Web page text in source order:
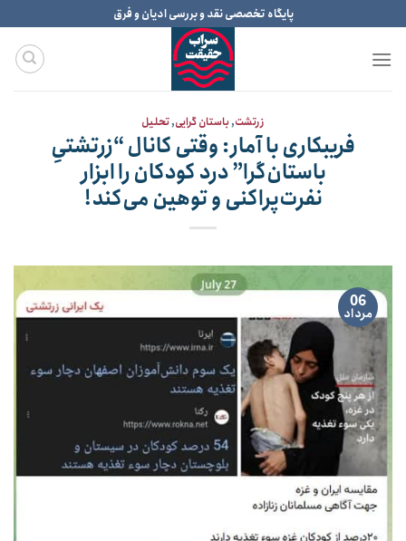
to
content
پایگاه تخصصی نقد و بررسی ادیان و فرق
زرتشت,باستان گرایی,تحلیل
فریبکاری با آمار: وقتی کانال “زرتشتیِ
باستان‌گرا” درد کودکان را ابزار
نفرت‌پراکنی و توهین می‌کند!
06
مرداد